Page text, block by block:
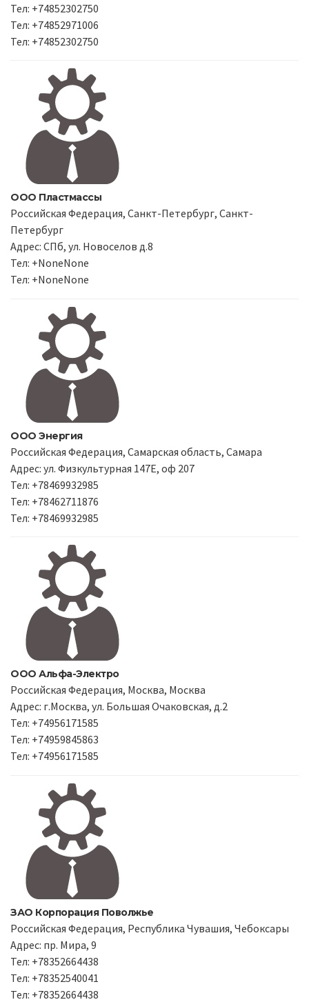
Тел: +74852302750
Тел: +74852971006
Тел: +74852302750
ООО Пластмассы
Российская Федерация, Санкт-Петербург, Санкт-
Петербург
Адрес: СПб, ул. Новоселов д.8
Тел: +NoneNone
Тел: +NoneNone
ООО Энергия
Российская Федерация, Самарская область, Самара
Адрес: ул. Физкультурная 147Е, оф 207
Тел: +78469932985
Тел: +78462711876
Тел: +78469932985
ООО Альфа-Электро
Российская Федерация, Москва, Москва
Адрес: г.Москва, ул. Большая Очаковская, д.2
Тел: +74956171585
Тел: +74959845863
Тел: +74956171585
ЗАО Корпорация Поволжье
Российская Федерация, Республика Чувашия, Чебоксары
Адрес: пр. Мира, 9
Тел: +78352664438
Тел: +78352540041
Тел: +78352664438